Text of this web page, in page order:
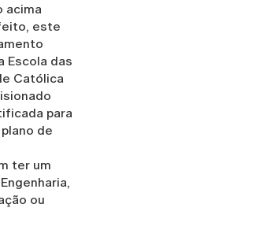
acima
este
Escola das
Católica
para
de
ter um
ou